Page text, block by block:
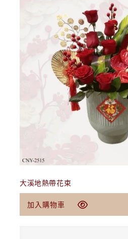
大溪地熱帶花束
定
價
$67.00 USD
加入購物車